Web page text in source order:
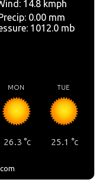
14.8 kmph
0.00 mm
1012.0 mb
MON
26.3 °c
TUE
25.1 °c